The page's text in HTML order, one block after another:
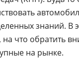
знаний. В
что обратить
на рынке.